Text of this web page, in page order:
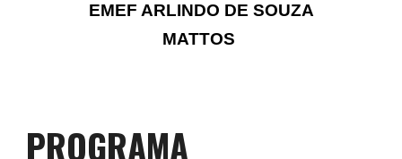
EMEF ARLINDO DE SOUZA
MATTOS
PROGRAMA